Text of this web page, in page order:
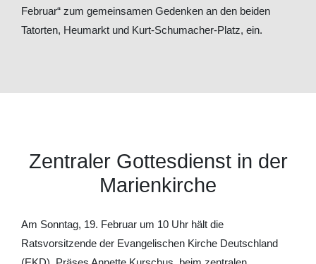
Februar“ zum gemeinsamen Gedenken an den beiden
Tatorten, Heumarkt und Kurt-Schumacher-Platz, ein.
Zentraler Gottesdienst in der
Marienkirche
Am Sonntag, 19. Februar um 10 Uhr hält die
Ratsvorsitzende der Evangelischen Kirche Deutschland